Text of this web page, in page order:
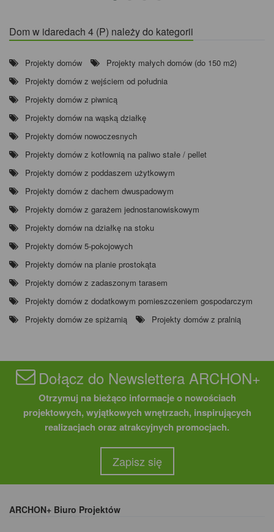
Dom w idaredach 4 (P) należy do kategorii
Projekty domów
Projekty małych domów (do 150 m2)
Projekty domów z wejściem od południa
Projekty domów z piwnicą
Projekty domów na wąską działkę
Projekty domów nowoczesnych
Projekty domów z kotłownią na paliwo stałe / pellet
Projekty domów z poddaszem użytkowym
Projekty domów z dachem dwuspadowym
Projekty domów z garażem jednostanowiskowym
Projekty domów na działkę na stoku
Projekty domów 5-pokojowych
Projekty domów na planie prostokąta
Projekty domów z zadaszonym tarasem
Projekty domów z dodatkowym pomieszczeniem gospodarczym
Projekty domów ze spiżarnią
Projekty domów z pralnią
Dołącz do Newslettera ARCHON+
Otrzymuj na bieżąco informacje o nowościach
projektowych, wyjątkowych wnętrzach, inspirujących
realizacjach oraz atrakcyjnych promocjach.
Zapisz się
ARCHON+ Biuro Projektów